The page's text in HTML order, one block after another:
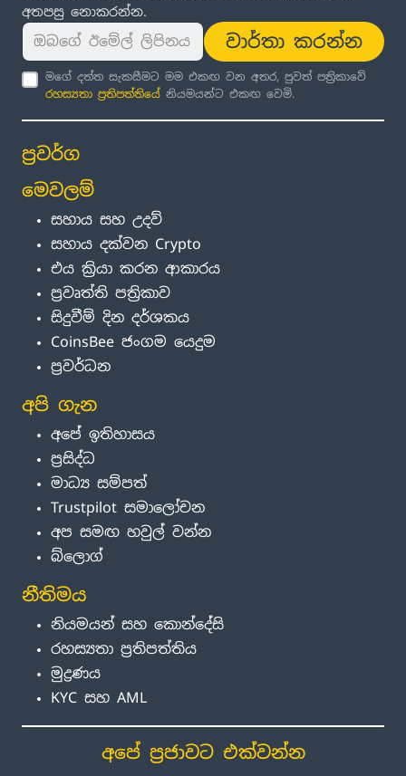
අතපසු නොකරන්න.
වාර්තා කරන්න
මගේ දත්ත සැකසීමට මම එකඟ වන අතර, පුවත් පත්‍රිකාවේ
රහස්‍යතා ප්‍රතිපත්තිය ේ නියමයන්ට එකඟ වෙමි.
ප්‍රවර්ග
මෙවලම්
සහාය සහ උදව්
සහාය දක්වන Crypto
එය ක්‍රියා කරන ආකාරය
ප්‍රවෘත්ති පත්‍රිකාව
සිදුවීම් දින දර්ශකය
CoinsBee ජංගම යෙදුම
ප්‍රවර්ධන
අපි ගැන
අපේ ඉතිහාසය
ප්‍රසිද්ධ
මාධ්‍ය සම්පත්
Trustpilot සමාලෝචන
අප සමඟ හවුල් වන්න
බ්ලොග්
නීතිමය
නියමයන් සහ කොන්දේසි
රහස්‍යතා ප්‍රතිපත්තිය
මුද්‍රණය
KYC සහ AML
අපේ ප්‍රජාවට එක්වන්න